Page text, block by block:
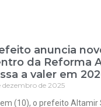
anuncia
da Reforma
a valer em
dezembro de 2025
(10), o prefeito Altamir